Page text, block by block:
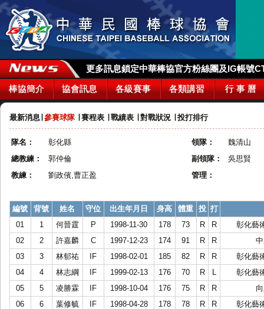
更多訊息鎖定中華棒協官方粉絲團及IG帳號
棒協簡介 協會訊息 各級賽事 各類講習 行 事 曆
最新消息 參賽球隊∣ 賽程表 戰績表 對戰狀況 投打排行
隊名： 彰化縣 領隊：
魏清山
總教練：
郭仲倫 副領隊：
吳思賢
教練：
劉政儐,曹正盈 管理：
編號 背號 姓名 守位 出生年月日 身高 體重 投 打
01
1 何晉霆 P 1998-11-30 178 73 R R
彰化藝
02
2 許嘉麟 C 1997-12-23 174 91 R R
03
3 林郁祐 IF 1998-02-01 185 82 R R
彰化藝
04
4 林志綱 IF 1999-02-13 176 70 R L
彰化藝
05
5 凌勝霖 IF 1998-10-04 176 75 R R
06
6 葉修毓 IF 1998-04-28 178 78 R R
彰化藝